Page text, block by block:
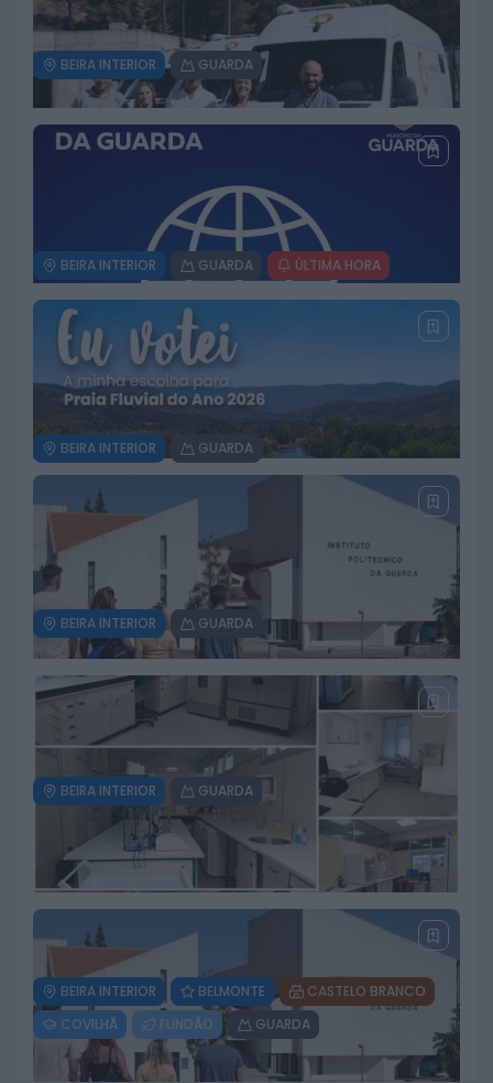
BEIRA INTERIOR GUARDA
Município da Guarda entrega
apoio e Cartão Solidário aos
Bombeiros de Famalicão da Serra
BEIRA INTERIOR GUARDA ÚLTIMA HORA
ULS da Guarda recebe quatro
novas Unidades Móveis de Saúde
6 DE AGOSTO, 2026
BEIRA INTERIOR GUARDA
Câmara da Guarda disponibiliza
novos serviços online
6 DE AGOSTO, 2026
BEIRA INTERIOR GUARDA
Praia Fluvial de Valhelhas
candidata a Praia Fluvial do Ano
6 DE AGOSTO, 2026
BEIRA INTERIOR GUARDA
Universidade Politécnica da
Guarda lança três cursos em
Trancoso
3 DE AGOSTO, 2026
BEIRA INTERIOR BELMONTE
CASTELO BRANCO
COVILHÃ
FUNDÃO GUARDA
Laboratório da ULS da Guarda